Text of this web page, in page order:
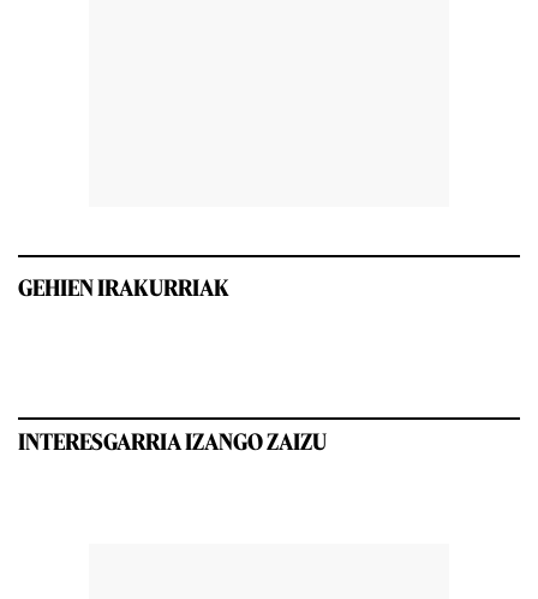
GEHIEN IRAKURRIAK
INTERESGARRIA IZANGO ZAIZU